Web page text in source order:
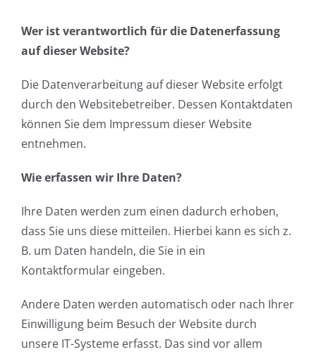
Wer ist verantwortlich für die Datenerfassung
auf dieser Website?
Die Datenverarbeitung auf dieser Website erfolgt
durch den Websitebetreiber. Dessen Kontaktdaten
können Sie dem Impressum dieser Website
entnehmen.
Wie erfassen wir Ihre Daten?
Ihre Daten werden zum einen dadurch erhoben,
dass Sie uns diese mitteilen. Hierbei kann es sich z.
B. um Daten handeln, die Sie in ein
Kontaktformular eingeben.
Andere Daten werden automatisch oder nach Ihrer
Einwilligung beim Besuch der Website durch
unsere IT-Systeme erfasst. Das sind vor allem